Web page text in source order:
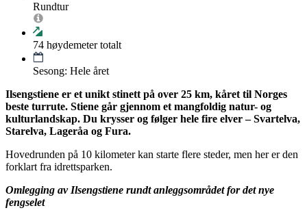
Rundtur
74 høydemeter totalt
Sesong: Hele året
Ilsengstiene er et unikt stinett på over 25 km, kåret til Norges
beste turrute. Stiene går gjennom et mangfoldig natur- og
kulturlandskap. Du krysser og følger hele fire elver – Svartelva,
Starelva, Lageråa og Fura.
Hovedrunden på 10 kilometer kan starte flere steder, men her er den
forklart fra idrettsparken.
Omlegging av Ilsengstiene rundt anleggsområdet for det nye
fengselet